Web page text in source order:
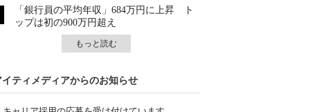
「銀行員の平均年収」684万円に上昇 ト
ップは初の900万円超え
もっと読む
イティメディアからのお知らせ